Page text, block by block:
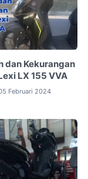
dan Kekurangan
LX 155 VVA
Februari 2024